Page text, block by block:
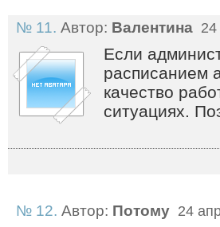
№ 11. Автор: Валентина
Если
расписанием
качество
ситуациях.
№ 12. Автор: Потому 24